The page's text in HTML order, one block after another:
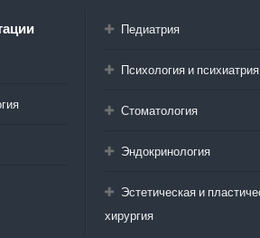
Педиатрия
Психология и психиатрия
Стоматология
Эндокринология
Эстетическая и
хирургия